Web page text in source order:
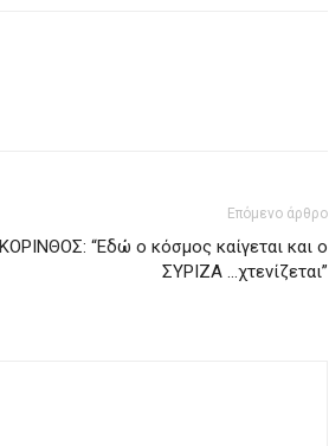
Επόμενο άρθρο
ΚΟΡΙΝΘΟΣ: “Εδώ ο κόσμος καίγεται και ο
ΣΥΡΙΖΑ …χτενίζεται”